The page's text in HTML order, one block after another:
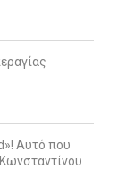
Αυτό που